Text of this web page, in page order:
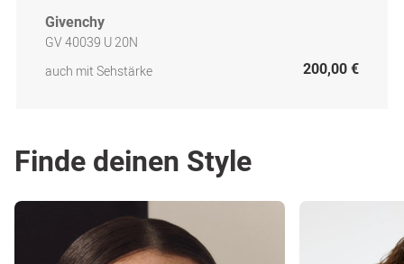
Finde deinen Style
Givenchy
GV 40039 U 20N
auch mit Sehstärke
200,00 €